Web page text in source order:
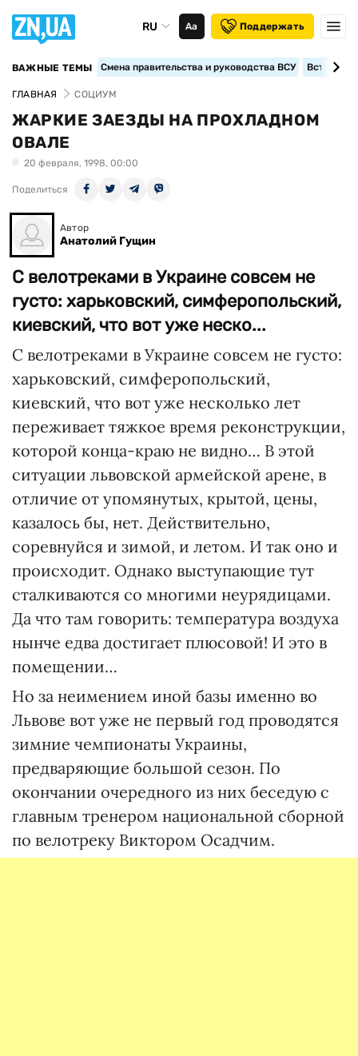
RU Аа Поддержать
ВАЖНЫЕ ТЕМЫ Смена правительства и руководства ВСУ
ГЛАВНАЯ СОЦИУМ
ЖАРКИЕ ЗАЕЗДЫ НА ПРОХЛАДНОМ
ОВАЛЕ
20 февраля, 1998, 00:00
Поделиться
Автор
Анатолий Гущин
С велотреками в Украине совсем не
густо: харьковский, симферопольский,
киевский, что вот уже неско...
С велотреками в Украине совсем не густо:
харьковский, симферопольский,
киевский, что вот уже несколько лет
переживает тяжкое время реконструкции,
которой конца-краю не видно… В этой
ситуации львовской армейской арене, в
отличие от упомянутых, крытой, цены,
казалось бы, нет. Действительно,
соревнуйся и зимой, и летом. И так оно и
происходит. Однако выступающие тут
сталкиваются со многими неурядицами.
Да что там говорить: температура воздуха
нынче едва достигает плюсовой! И это в
помещении…
Но за неимением иной базы именно во
Львове вот уже не первый год проводятся
зимние чемпионаты Украины,
предваряющие большой сезон. По
окончании очередного из них беседую с
главным тренером национальной сборной
по велотреку Виктором Осадчим.